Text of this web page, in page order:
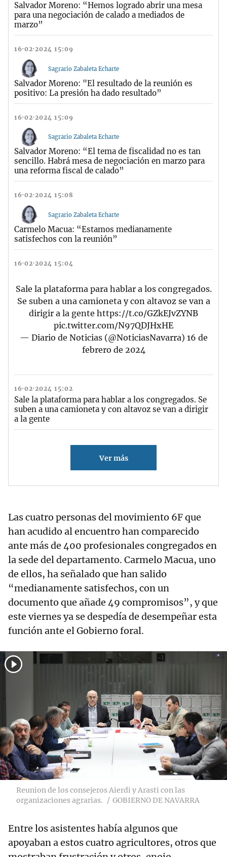
Salvador Moreno: “Hemos logrado abrir una mesa
para una negociación de calado a mediados de
marzo”
16·02·2024 15:09
Sagrario Zabaleta Echarte
Salvador Moreno: "El resultado de la reunión es
positivo: La presión ha dado resultado”
16·02·2024 15:09
Sagrario Zabaleta Echarte
Salvador Moreno: “El tema de fiscalidad no es tan
sencillo. Habrá mesa de negociación en marzo para
una reforma fiscal de calado”
16·02·2024 15:08
Sagrario Zabaleta Echarte
Carmelo Macua: “Estamos medianamente
satisfechos con la reunión”
16·02·2024 15:04
Sale la plataforma para hablar a los congregados.
Se suben a una camioneta y con altavoz se van a
dirigir a la gente https://t.co/GZkEJvZYNB
pic.twitter.com/N97QDJHxHE
— Diario de Noticias (@NoticiasNavarra) 16 de
febrero de 2024
16·02·2024 15:02
Sale la plataforma para hablar a los congregados. Se
suben a una camioneta y con altavoz se van a dirigir
a la gente
Ver más
Las cuatro personas del movimiento 6F que
han acudido al encuentro han comparecido
ante más de 400 profesionales congregados en
la sede del departamento. Carmelo Macua, uno
de ellos, ha señalado que han salido
“medianamente satisfechos, con un
documento que añade 49 compromisos”, y que
este viernes ya se despedía de desempeñar esta
función ante el Gobierno foral.
Reunion de los consejeros Aierdi y Arasti con las
organizaciones agrarias.
GOBIERNO DE NAVARRA
Entre los asistentes había algunos que
apoyaban a estos cuatro agricultores, otros que